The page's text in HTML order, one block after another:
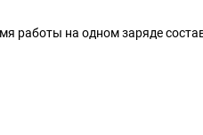
работы на одном заряде